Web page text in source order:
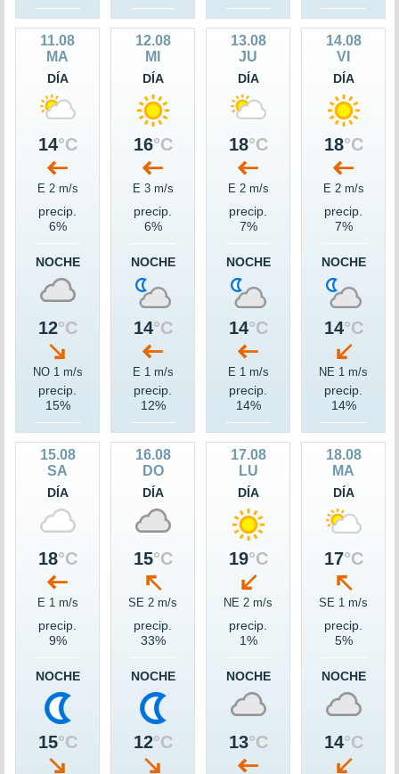
11.08
MA
DÍA
14°C
E 2 m/s
precip.
6%
NOCHE
12°C
NO 1 m/s
precip.
15%
12.08
MI
DÍA
16°C
E 3 m/s
precip.
6%
NOCHE
14°C
E 1 m/s
precip.
12%
13.08
JU
DÍA
18°C
E 2 m/s
precip.
7%
NOCHE
14°C
E 1 m/s
precip.
14%
14.08
VI
DÍA
18°C
E 2 m/s
precip.
7%
NOCHE
14°C
NE 1 m/s
precip.
14%
15.08
SA
DÍA
18°C
E 1 m/s
precip.
9%
NOCHE
15°C
16.08
DO
DÍA
15°C
SE 2 m/s
precip.
33%
NOCHE
12°C
17.08
LU
DÍA
19°C
NE 2 m/s
precip.
1%
NOCHE
13°C
18.08
MA
DÍA
17°C
SE 1 m/s
precip.
5%
NOCHE
14°C